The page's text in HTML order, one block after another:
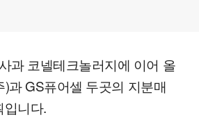
과 코넬테크놀러지에 이어 올
과 GS퓨어셀 두곳의 지분매
입니다.